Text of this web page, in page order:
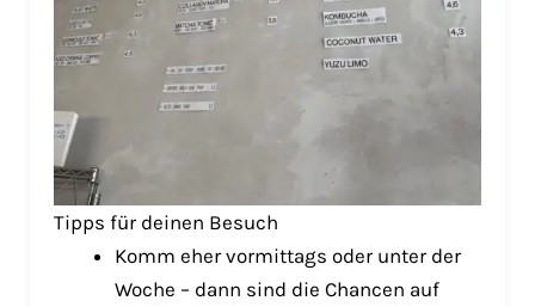
Tipps für deinen Besuch
Komm eher vormittags oder unter der
Woche – dann sind die Chancen auf